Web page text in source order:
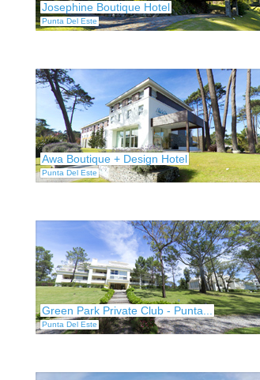
Josephine Boutique Hotel
Punta Del Este
Awa Boutique + Design Hotel
Punta Del Este
Green Park Private Club - Punta...
Punta Del Este